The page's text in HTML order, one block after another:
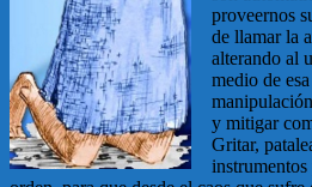
proveernos
de llamar la
alterando al
medio de
y mitigar
Gritar,